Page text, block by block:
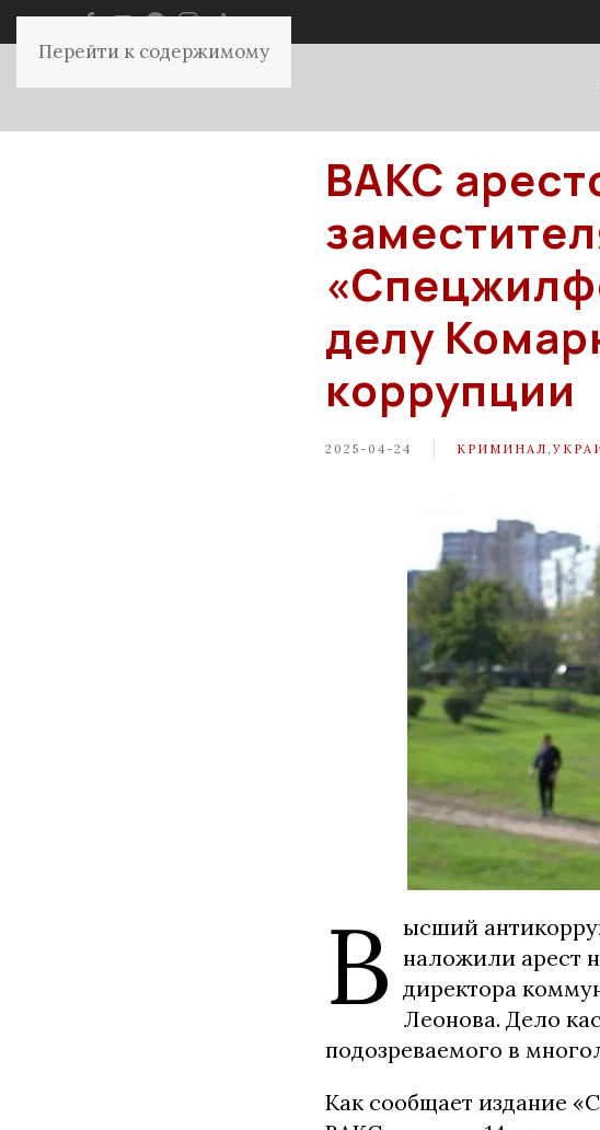
Перейти к содержимому
ВАКС
делу
коррупции
2025-04-24 КРИМИНАЛ
В ысший
наложили арест
директора
Леонова. Дело
подозреваемого в
Как сообщает издание